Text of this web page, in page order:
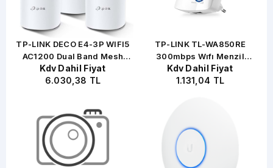
TP-LINK DECO E4-3P WIFI5
AC1200 Dual Band Mesh
Router 3-Lü Set
Kdv Dahil Fiyat
6.030,38 TL
TP-LINK TL-WA850RE
300mbps Wıfı Menzil
Genişletici Priz Tip
Kdv Dahil Fiyat
1.131,04 TL